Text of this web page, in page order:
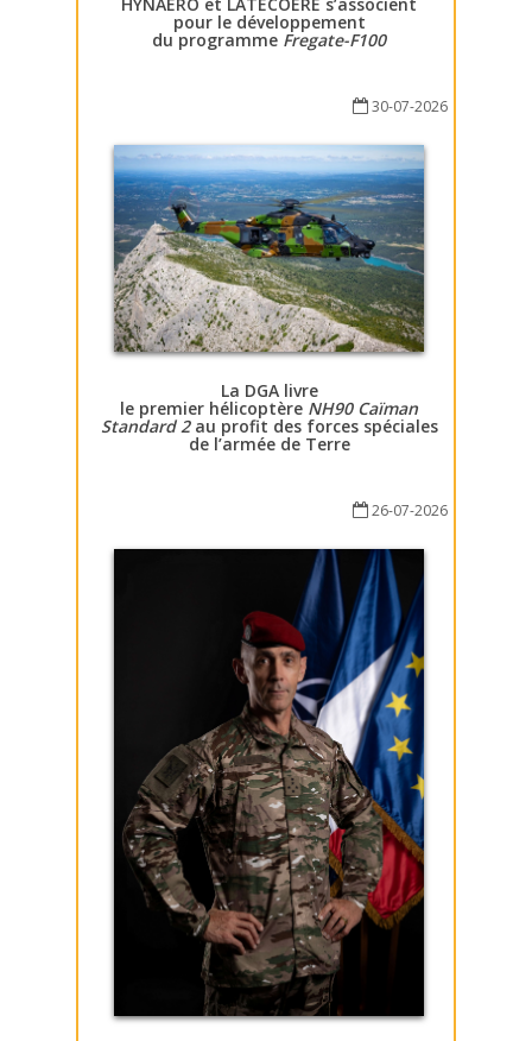
pour le développement
du programme Fregate-F100
30-07-2026
La DGA livre
le premier hélicoptère NH90 Caïman
Standard 2au profit des forces spéciales
de l’armée de Terre
26-07-2026